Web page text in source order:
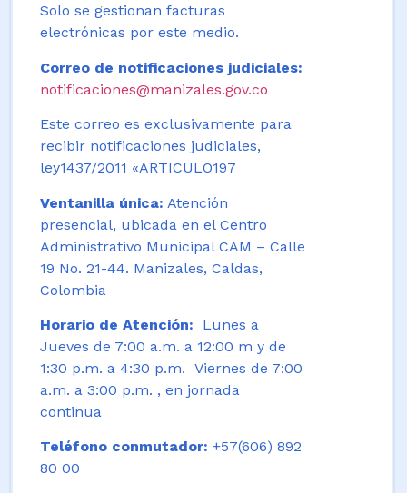
Solo se gestionan facturas
electrónicas por este medio.
Correo de notificaciones judiciales:
notificaciones@manizales.gov.co
Este correo es exclusivamente para
recibir notificaciones judiciales,
ley1437/2011 «ARTICULO197
Ventanilla única: Atención
presencial, ubicada en el Centro
Administrativo Municipal CAM – Calle
19 No. 21-44. Manizales, Caldas,
Colombia
Horario de Atención:
Lunes a
Jueves de 7:00 a.m. a 12:00 m y de
1:30 p.m. a 4:30 p.m. Viernes de 7:00
a.m. a 3:00 p.m. , en jornada
continua
Teléfono conmutador: +57(606) 892
80 00